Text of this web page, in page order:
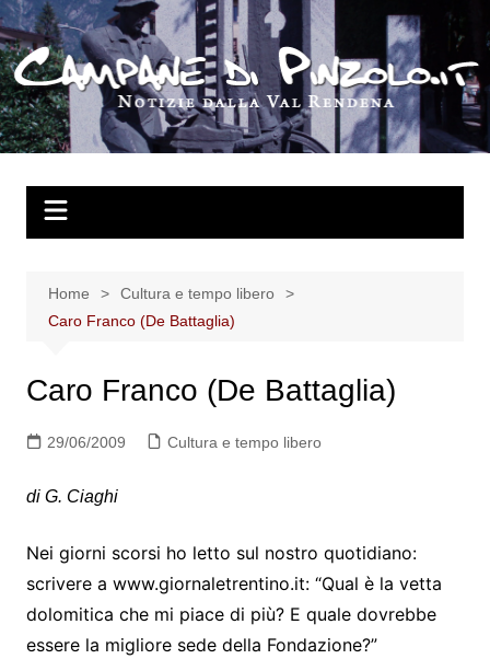
Salta
al
contenuto
Home
Cultura e tempo libero
Caro Franco (De Battaglia)
Caro Franco (De Battaglia)
29/06/2009 Cultura e tempo libero
di G. Ciaghi
Nei giorni scorsi ho letto sul nostro quotidiano:
scrivere a www.giornaletrentino.it: “Qual è la vetta
dolomitica che mi piace di più? E quale dovrebbe
essere la migliore sede della Fondazione?”